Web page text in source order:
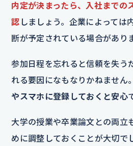
内定が決まったら、入社までの
認 しましょう。企業によっては
断が予定されている場合がありま
参加日程を忘れると信頼を失う
れる要因になもなりかねません
やスマホに登録しておくと安心
大学の授業や卒業論文との両立
めに調整しておくことが大切で